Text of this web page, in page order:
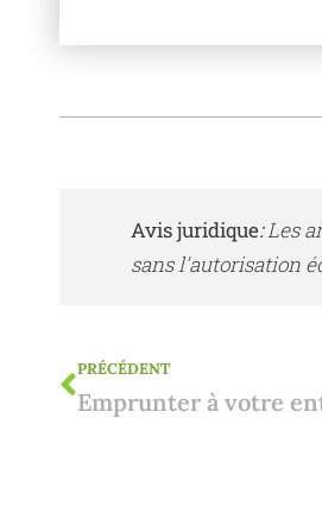
Avis juridique:Les
sans l'autorisation
PRÉCÉDENT